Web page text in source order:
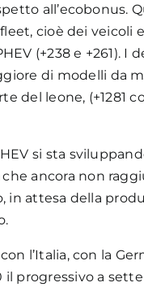
all’ecobonus.
cioè dei
(+238 e +261).
di modelli da
del leone, (+1281
si sta
ancora non
in attesa della
l’Italia, con la
progressivo a